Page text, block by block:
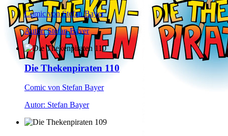
Comic von Stefan Bayer
Autor: Stefan Bayer
Die Thekenpiraten 110
Comic von Stefan Bayer
Autor: Stefan Bayer